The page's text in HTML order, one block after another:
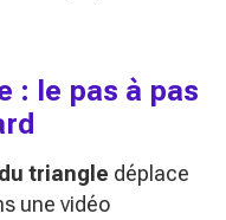
: le pas à pas
triangle déplace
une vidéo